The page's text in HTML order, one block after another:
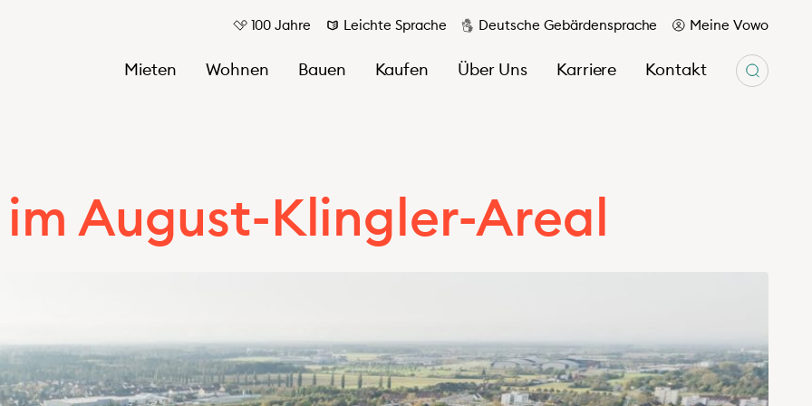
100 Jahre Leichte Sprache Deutsche Gebärdensprache Meine Vowo
Mieten Wohnen
Im Quartier
Quartiersentwicklung
Unser Magazin wir & hier
Bauen Kaufen Über Uns
Gesellschaftsstruktur/Beteiligungen Berichte
Karriere Kontakt
August-Klingler-Areal